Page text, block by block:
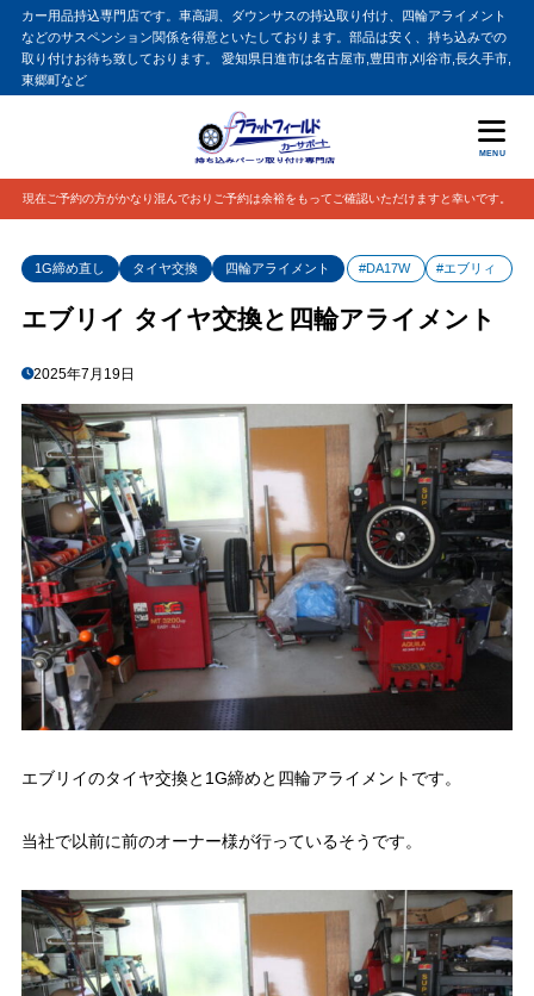
カー用品持込専門店です。車高調、ダウンサスの持込取り付け、四輪アライメント
などのサスペンション関係を得意といたしております。部品は安く、持ち込みでの
取り付けお待ち致しております。 愛知県日進市は名古屋市,豊田市,刈谷市,長久手市,
東郷町など
MENU
現在ご予約の方がかなり混んでおりご予約は余裕をもってご確認いただけますと幸いです。
1G締め直し タイヤ交換 四輪アライメント #DA17W #エブリィ
エブリイ タイヤ交換と四輪アライメント
2025年7月19日
エブリイのタイヤ交換と1G締めと四輪アライメントです。
当社で以前に前のオーナー様が行っているそうです。